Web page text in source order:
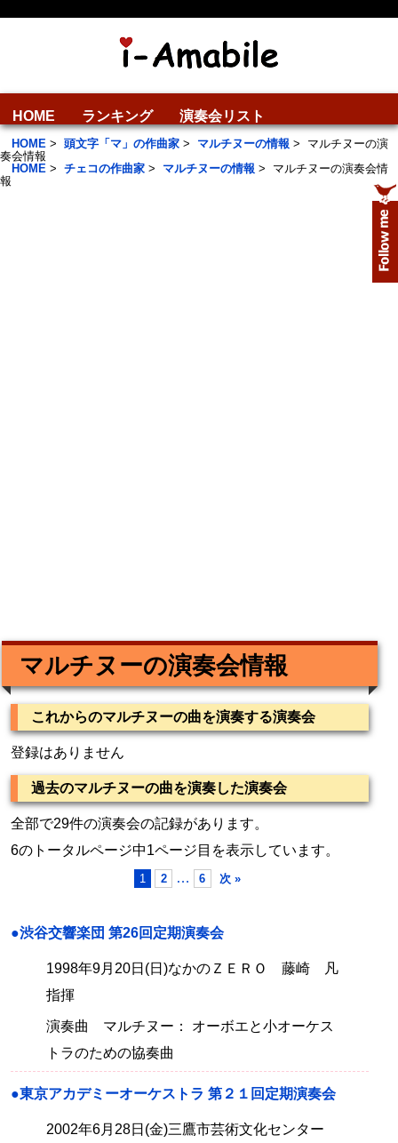
HOME ランキング 演奏会リスト
HOME > 頭文字「マ」の作曲家 > マルチヌーの情報 > マルチヌーの演
奏会情報
HOME > チェコの作曲家 > マルチヌーの情報 > マルチヌーの演奏会情
報
マルチヌーの演奏会情報
これからのマルチヌーの曲を演奏する演奏会
登録はありません
過去のマルチヌーの曲を演奏した演奏会
全部で29件の演奏会の記録があります。
6のトータルページ中1ページ目を表示しています。
1 2 … 6 次 »
●渋谷交響楽団 第26回定期演奏会
1998年9月20日(日)なかのＺＥＲＯ 藤崎 凡
指揮
演奏曲 マルチヌー： オーボエと小オーケス
トラのための協奏曲
●東京アカデミーオーケストラ 第２１回定期演奏会
2002年6月28日(金)三鷹市芸術文化センター